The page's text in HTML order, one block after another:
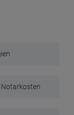
Notarkosten